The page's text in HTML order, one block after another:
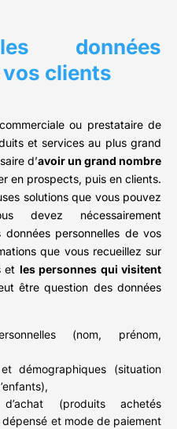
données
clients
ou prestataire de
et services au plus grand
d’avoir un grand nombre
en prospects, puis en clients.
solutions que vous pouvez
devez nécessairement
personnelles de vos
que vous recueillez sur
et les personnes qui visitent
être question des données
(nom, prénom,
démographiques (situation
(produits achetés
et mode de paiement